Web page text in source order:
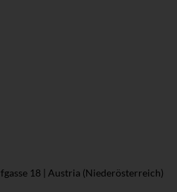
18 | Austria (Niederösterreich)